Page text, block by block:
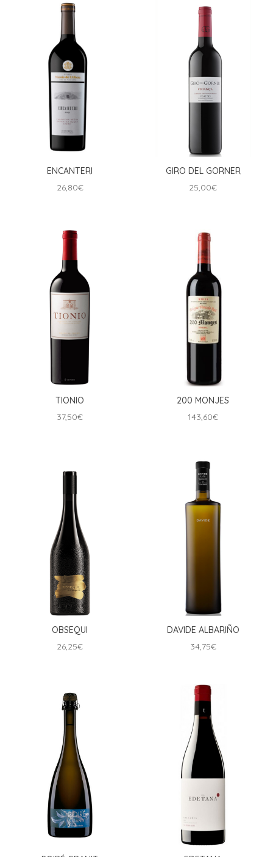
ENCANTERI
26,80€
GIRO DEL GORNER
25,00€
TIONIO
37,50€
200 MONJES
143,60€
OBSEQUI
26,25€
DAVIDE ALBARIÑO
34,75€